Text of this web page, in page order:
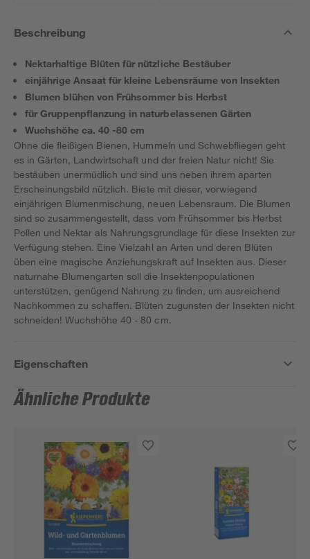
Beschreibung
Nektarhaltige Blüten für nützliche Bestäuber
einjährige Ansaat für kleine Lebensräume von Insekten
Blumen blühen von Frühsommer bis Herbst
für Gruppenpflanzung in naturbelassenen Gärten
Wuchshöhe ca. 40 -80 cm
Ohne die fleißigen Bienen, Hummeln und Schwebfliegen geht
es in Gärten, Landwirtschaft und der freien Natur nicht! Sie
bestäuben unermüdlich und sind uns neben ihrem aparten
Erscheinungsbild nützlich. Biete mit dieser, vorwiegend
einjährigen Blumenmischung, neuen Lebensraum. Die Blumen
sind so zusammengestellt, dass vom Frühsommer bis Herbst
Pollen und Nektar als Nahrungsgrundlage für diese Insekten zur
Verfügung stehen. Eine Vielzahl an Arten und deren Blüten
üben eine magische Anziehungskraft auf Insekten aus. Dieser
naturnahe Blumengarten soll die Insektenpopulationen
unterstützen, genügend Nahrung zu finden, um ausreichend
Nachkommen zu schaffen. Blüten zugunsten der Insekten nicht
schneiden! Wuchshöhe 40 - 80 cm.
Eigenschaften
Ähnliche Produkte